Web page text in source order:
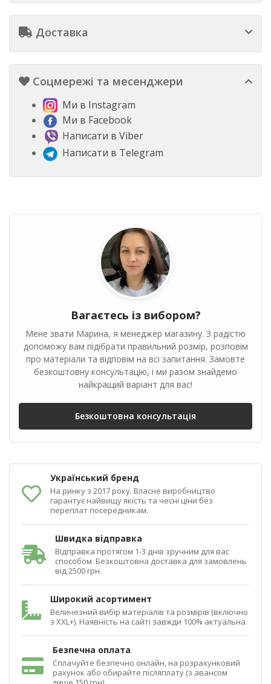
Доставка
Соцмережі та месенджери
Ми в Instagram
Ми в Facebook
Написати в Viber
Написати в Telegram
Вагаєтесь із вибором?
Мене звати Марина, я менеджер магазину. З радістю
допоможу вам підібрати правильний розмір, розповім
про матеріали та відповім на всі запитання. Замовте
безкоштовну консультацію, і ми разом знайдемо
найкращий варіант для вас!
Безкоштовна консультація
Український бренд
На ринку з 2017 року. Власне виробництво
гарантує найвищу якість та чесні ціни без
переплат посередникам.
Швидка відправка
Відправка протягом 1-3 днів зручним для вас
способом. Безкоштовна доставка для замовлень
від 2500 грн.
Широкий асортимент
Величезний вибір матеріалів та розмірів (включно
з XXL+). Наявність на сайті завжди 100% актуальна.
Безпечна оплата
Сплачуйте безпечно онлайн, на розрахунковий
рахунок або обирайте післяплату (з авансом